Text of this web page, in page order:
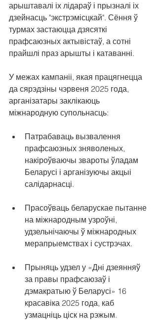
арыштавалі іх лідараў і прызналі іх
дзейнасць "экстрэмісцкай". Сёння ў
турмах застаюцца дзясяткі
прафсаюзных актывістаў, а сотні
прайшлі праз арышты і катаванні.
У межах кампаніі, якая працягнецца
да сярэдзіны чэрвеня 2025 года,
арганізатары заклікаюць
міжнародную супольнасць:
Патрабаваць вызвалення
прафсаюзных зняволеных,
накіроўваючы звароты ўладам
Беларусі і арганізуючы акцыі
салідарнасці.
Прасоўваць беларускае пытанне
на міжнародным узроўні,
удзельнічаючы ў міжнародных
мерапрыемствах і сустрэчах.
Прыняць удзел у «Дні дзеянняў
за правы прафсаюзаў і
дэмакратыю ў Беларусі» 16
красавіка 2025 года, каб
узмацніць ціск на рэжым.